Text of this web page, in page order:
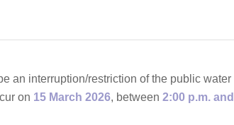
an interruption/restriction of the public
on 15 March 2026, between2:00 p.m.